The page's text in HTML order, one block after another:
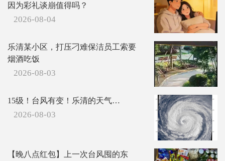
因为彩礼谈崩值得吗？
2026-08-04
乐清某小区，打压刁难保洁员工索要
烟酒吃饭
2026-08-03
15级！台风有变！乐清的天气…
2026-08-03
【晚八点红包】上一次台风囤的东